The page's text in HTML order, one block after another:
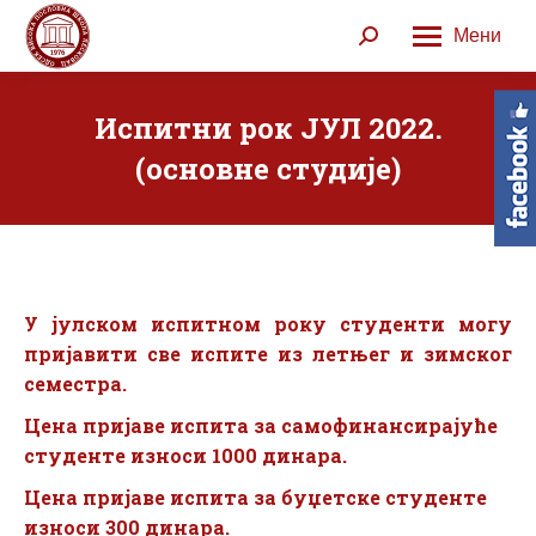
Мени
Search:
Испитни рок ЈУЛ 2022.
(основне студије)
У јулском испитном року
студенти могу
пријавити све испите из летњег и зимског
семестра.
Цена пријаве испита за самофинансирајуће
студенте износи 1000 динара.
Цена пријаве испита за буџетске студенте
износи 300 динара.